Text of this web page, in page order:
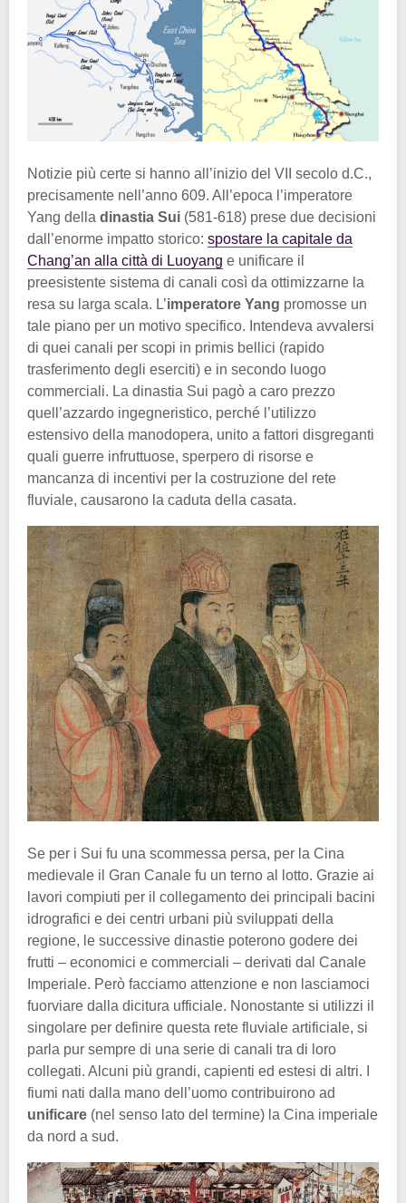
Notizie più certe si hanno all’inizio del VII secolo d.C.,
precisamente nell’anno 609. All’epoca l’imperatore
Yang della dinastia Sui (581-618) prese due decisioni
dall’enorme impatto storico: spostare la capitale da
Chang’an alla città di Luoyang e unificare il
preesistente sistema di canali così da ottimizzarne la
resa su larga scala. L’imperatore Yang promosse un
tale piano per un motivo specifico. Intendeva avvalersi
di quei canali per scopi in primis bellici (rapido
trasferimento degli eserciti) e in secondo luogo
commerciali. La dinastia Sui pagò a caro prezzo
quell’azzardo ingegneristico, perché l’utilizzo
estensivo della manodopera, unito a fattori disgreganti
quali guerre infruttuose, sperpero di risorse e
mancanza di incentivi per la costruzione del rete
fluviale, causarono la caduta della casata.
Se per i Sui fu una scommessa persa, per la Cina
medievale il Gran Canale fu un terno al lotto. Grazie ai
lavori compiuti per il collegamento dei principali bacini
idrografici e dei centri urbani più sviluppati della
regione, le successive dinastie poterono godere dei
frutti – economici e commerciali – derivati dal Canale
Imperiale. Però facciamo attenzione e non lasciamoci
fuorviare dalla dicitura ufficiale. Nonostante si utilizzi il
singolare per definire questa rete fluviale artificiale, si
parla pur sempre di una serie di canali tra di loro
collegati. Alcuni più grandi, capienti ed estesi di altri. I
fiumi nati dalla mano dell’uomo contribuirono ad
unificare (nel senso lato del termine) la Cina imperiale
da nord a sud.